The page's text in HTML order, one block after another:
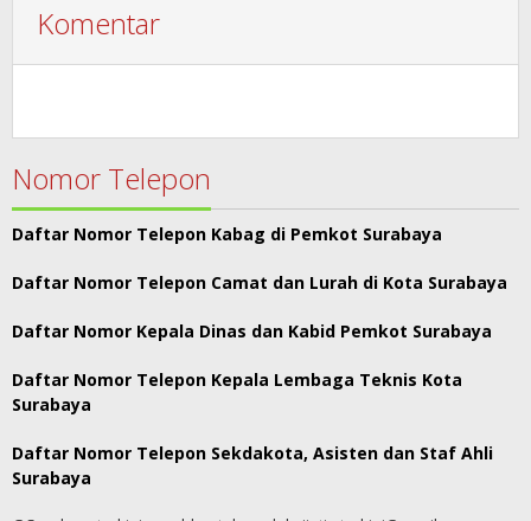
Komentar
Nomor Telepon
Daftar Nomor Telepon Kabag di Pemkot Surabaya
Daftar Nomor Telepon Camat dan Lurah di Kota Surabaya
Daftar Nomor Kepala Dinas dan Kabid Pemkot Surabaya
Daftar Nomor Telepon Kepala Lembaga Teknis Kota
Surabaya
Daftar Nomor Telepon Sekdakota, Asisten dan Staf Ahli
Surabaya